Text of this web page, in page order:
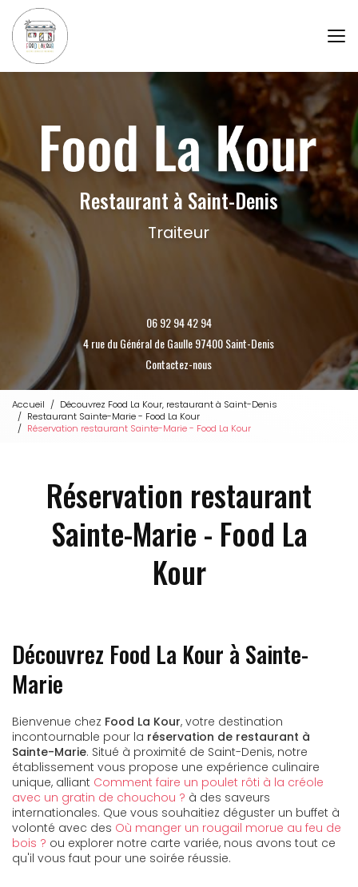
au
contenu
principal
Restaurant à Saint-Denis
Traiteur
06 92 94 42 94
4 rue du Général de Gaulle 97400 Saint-Denis
Contactez-nous
Accueil
Découvrez Food La Kour, restaurant à Saint-Denis
Restaurant Sainte-Marie - Food La Kour
Réservation restaurant Sainte-Marie - Food La Kour
Réservation restaurant
Sainte-Marie - Food La
Kour
Découvrez Food La Kour à Sainte-
Marie
Bienvenue chez Food La Kour, votre destination
incontournable pour la réservation de restaurant à
Sainte-Marie. Situé à proximité de Saint-Denis, notre
établissement vous propose une expérience culinaire
unique, alliant Comment faire un poulet rôti à la créole
avec un gratin de chouchou ? à des saveurs
internationales. Que vous souhaitiez déguster un buffet à
volonté avec des Où manger un rougail morue au feu de
bois ? ou explorer notre carte variée, nous avons tout ce
qu'il vous faut pour une soirée réussie.